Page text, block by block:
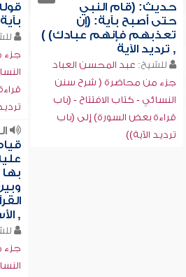
حديث: (قام النبي
حتى أصبح بآية: (إن
تعذبهم فإنهم عبادك) )
, ترديد الآية
للشيخ: عبد المحسن العباد
جزء من محاضرة ( شرح سنن
النسائي - كتاب الافتتاح - (باب
قراءة بعض السورة) إلى (باب
ترديد الآية))
جزء
,
جزء